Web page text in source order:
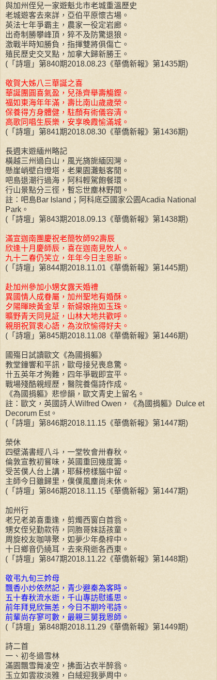
與加州侄兒一家遊魁北市老城重溫歷史
老城遊客去來詳，亞伯平原懷古場。
英法七年爭霸主，農家一役定岩廊。
出奇制勝攀峰頂，猝不及防驚退狼。
激戰半時知勝負，指揮雙將俱傷亡。
殖民歷史交叉點，加拿大歸新勝王。
(「詩壇」第840期2018.08.23《華僑新報》第1435期)
敬賀大姊八三華誕之喜
華誕團圓喜氣盈，兒孫齊舉壽觴鏗。
福如東海年年滿，壽比南山歲歲榮。
保養得方身體健，駐顏有術儀容清。
高歌同唱生辰樂，安享晚霞愉滿城。
(「詩壇」第841期2018.08.30《華僑新報》第1436期)
長週末遊緬州略記
橫越三州過白山，風光旖旎緬因灣。
懸崖峭壁白燈塔，老果園灘魁客閒。
吧島退潮行過海，阿科輕駕飽餐環。
行山景點分三徑，暫忘世塵林野間。
註：吧島Bar Island；阿科底亞國家公園Acadia National
Park。
(「詩壇」第843期2018.09.13《華僑新報》第1438期)
滿宣迦南團慶祝老簡牧師92壽辰
欣逢十月慶師辰，喜在迦南見牧人。
九十二春仍笑立，年年今日主恩新。
(「詩壇」第844期2018.11.01《華僑新報》第1445期)
赴加州參加小甥女露天婚禮
異國情人成眷屬，加州聖地有婚酥。
夕陽暉映黃金草，新婦娘拖如玉珠。
曠野青天同見証，山林大地共歡呼。
親朋祝賀衷心語，為汝欣愉得好夫。
(「詩壇」第845期2018.11.08《華僑新報》第1446期)
國殤日試讀歐文《為國捐軀》
教堂鐘響和平訊，歐母接兒喪息驚。
卄五英年才殉難，四年爭戰即宣平。
戰場殘酷親經歷，醫院養傷詩作成。
《為國捐軀》悲慘韻，歐文青史上留名。
註：歐文，英國詩人Wilfred Owen，《為國捐軀》Dulce et
Decorum Est。
(「詩壇」第846期2018.11.15《華僑新報》第1447期)
榮休
四壁滿書經八斗，一堂牧會卅春秋。
倫敦宣教初嘗味，英國重回幾度籌。
受苦僕人台上講，耶蘇榜樣腦中留。
主師今日雖歸里，僕僕風塵尚未休。
(「詩壇」第846期2018.11.15《華僑新報》第1447期)
加州行
老兄老弟喜重逢，剪燭西窗白首翁。
甥女侄兒勤款待，同胞哥妹話孩童。
周旋校友咖啡聚，如夢少年桑梓中。
十日鄉音仍繞耳，去來飛逝各西東。
(「詩壇」第847期2018.11.22《華僑新報》第1448期)
敬弔九旬三妗母
飄香小炒依然記，青少避秦為客時。
五十春秋流水逝，千山專訪慰遙思。
前年拜見欣無恙，今日不期吟弔詩。
前輩尚存寥可數，最親三舅我恩師。
(「詩壇」第848期2018.11.29《華僑新報》第1449期)
詩二首
一、初冬過雪林
滿園飄雪舞凌空，拂面沾衣半醉翁。
玉立如雲妝淡雅，白絨迎我夢周中。